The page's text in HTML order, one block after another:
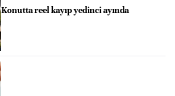
Konutta reel kayıp yedinci ayında